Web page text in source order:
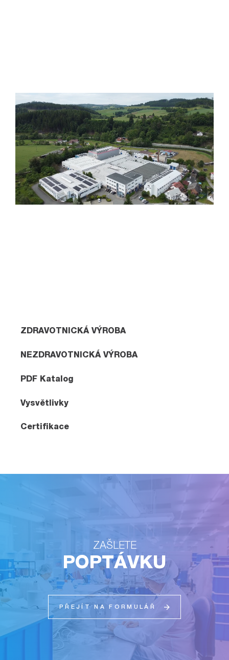
ZDRAVOTNICKÁ VÝROBA
NEZDRAVOTNICKÁ VÝROBA
PDF Katalog
Vysvětlivky
Certifikace
ZAŠLETE
POPTÁVKU
PŘEJÍT NA FORMULÁŘ